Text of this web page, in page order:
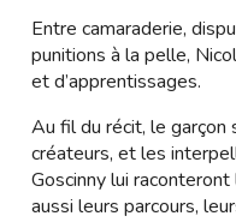
Entre camaraderie,
punitions à la pelle,
et d’apprentissages.
Au fil du récit, le garçon
créateurs, et les
Goscinny lui
aussi leurs parcours,